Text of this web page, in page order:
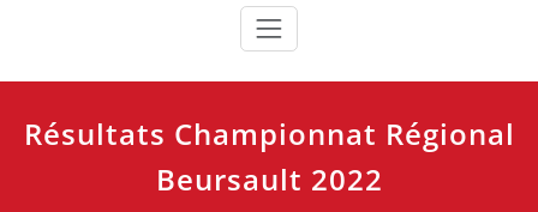
Résultats Championnat Régional
Beursault 2022